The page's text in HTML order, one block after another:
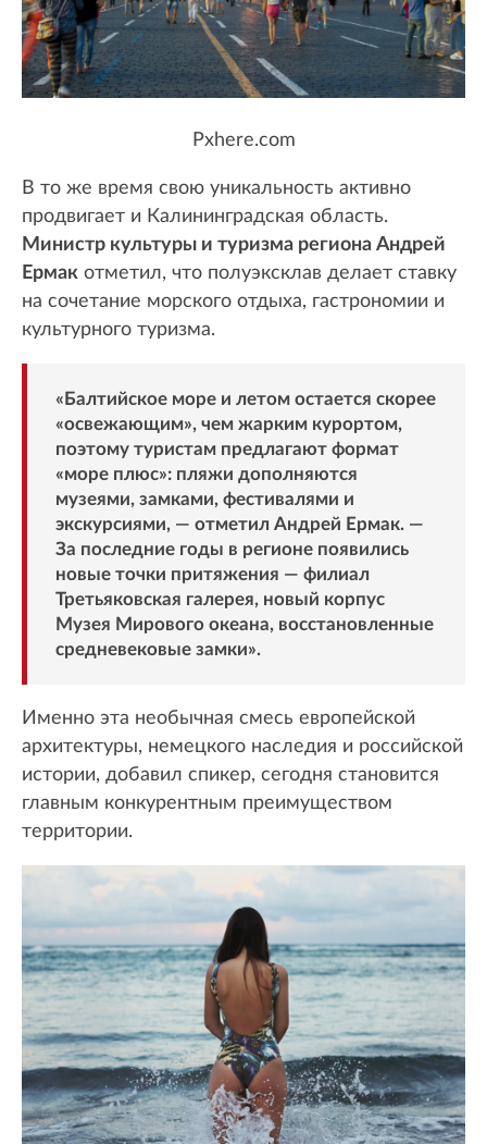
Pxhere.com
В то же время свою уникальность активно
продвигает и Калининградская область.
Министр культуры и туризма региона Андрей
Ермак отметил, что полуэксклав делает ставку
на сочетание морского отдыха, гастрономии и
культурного туризма.
«Балтийское море и летом остается скорее
«освежающим», чем жарким курортом,
поэтому туристам предлагают формат
«море плюс»: пляжи дополняются
музеями, замками, фестивалями и
экскурсиями, — отметил Андрей Ермак. —
За последние годы в регионе появились
новые точки притяжения — филиал
Третьяковская галерея, новый корпус
Музея Мирового океана, восстановленные
средневековые замки».
Именно эта необычная смесь европейской
архитектуры, немецкого наследия и российской
истории, добавил спикер, сегодня становится
главным конкурентным преимуществом
территории.